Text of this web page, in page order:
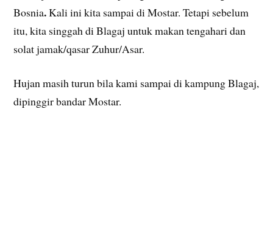
Bosnia.Kali ini kita sampai di Mostar. Tetapi sebelum
itu, kita singgah di Blagaj untuk makan tengahari dan
solat jamak/qasar Zuhur/Asar.
Hujan masih turun bila kami sampai di kampung Blagaj,
dipinggir bandar Mostar.